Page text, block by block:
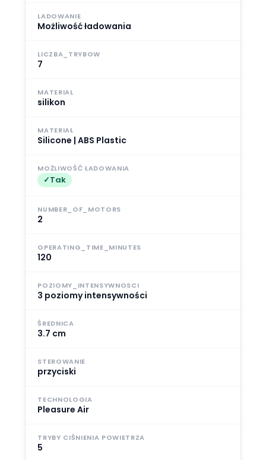
LADOWANIE
Możliwość ładowania
LICZBA_TRYBOW
7
MATERIAL
silikon
MATERIAŁ
Silicone | ABS Plastic
MOŻLIWOŚĆ ŁADOWANIA
Tak
NUMBER_OF_MOTORS
2
OPERATING_TIME_MINUTES
120
POZIOMY_INTENSYWNOSCI
3 poziomy intensywności
ŚREDNICA
3.7 cm
STEROWANIE
przyciski
TECHNOLOGIA
Pleasure Air
TRYBY CIŚNIENIA POWIETRZA
5